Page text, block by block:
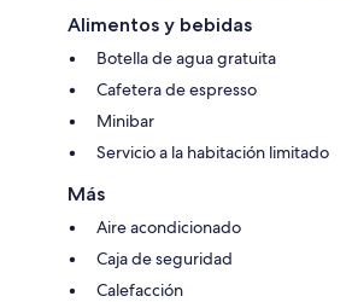
Alimentos y bebidas
Botella de agua gratuita
Cafetera de espresso
Minibar
Servicio a la habitación limitado
Más
Aire acondicionado
Caja de seguridad
Calefacción